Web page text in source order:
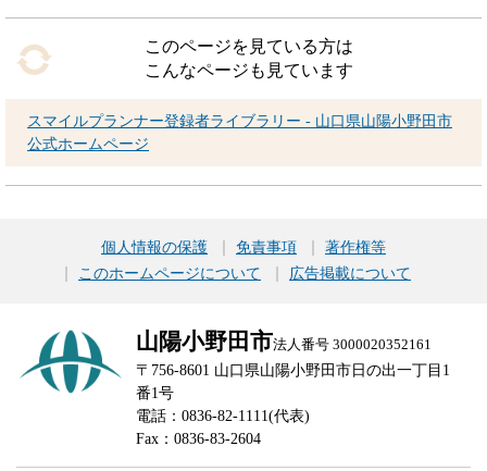
このページを見ている方は
こんなページも見ています
スマイルプランナー登録者ライブラリー - 山口県山陽小野田市
公式ホームページ
個人情報の保護 免責事項
著作権等
このホームページについて
広告掲載について
山陽小野田市法人番号 3000020352161
〒756-8601 山口県山陽小野田市日の出一丁目1
番1号
電話：0836-82-1111(代表)
Fax：0836-83-2604